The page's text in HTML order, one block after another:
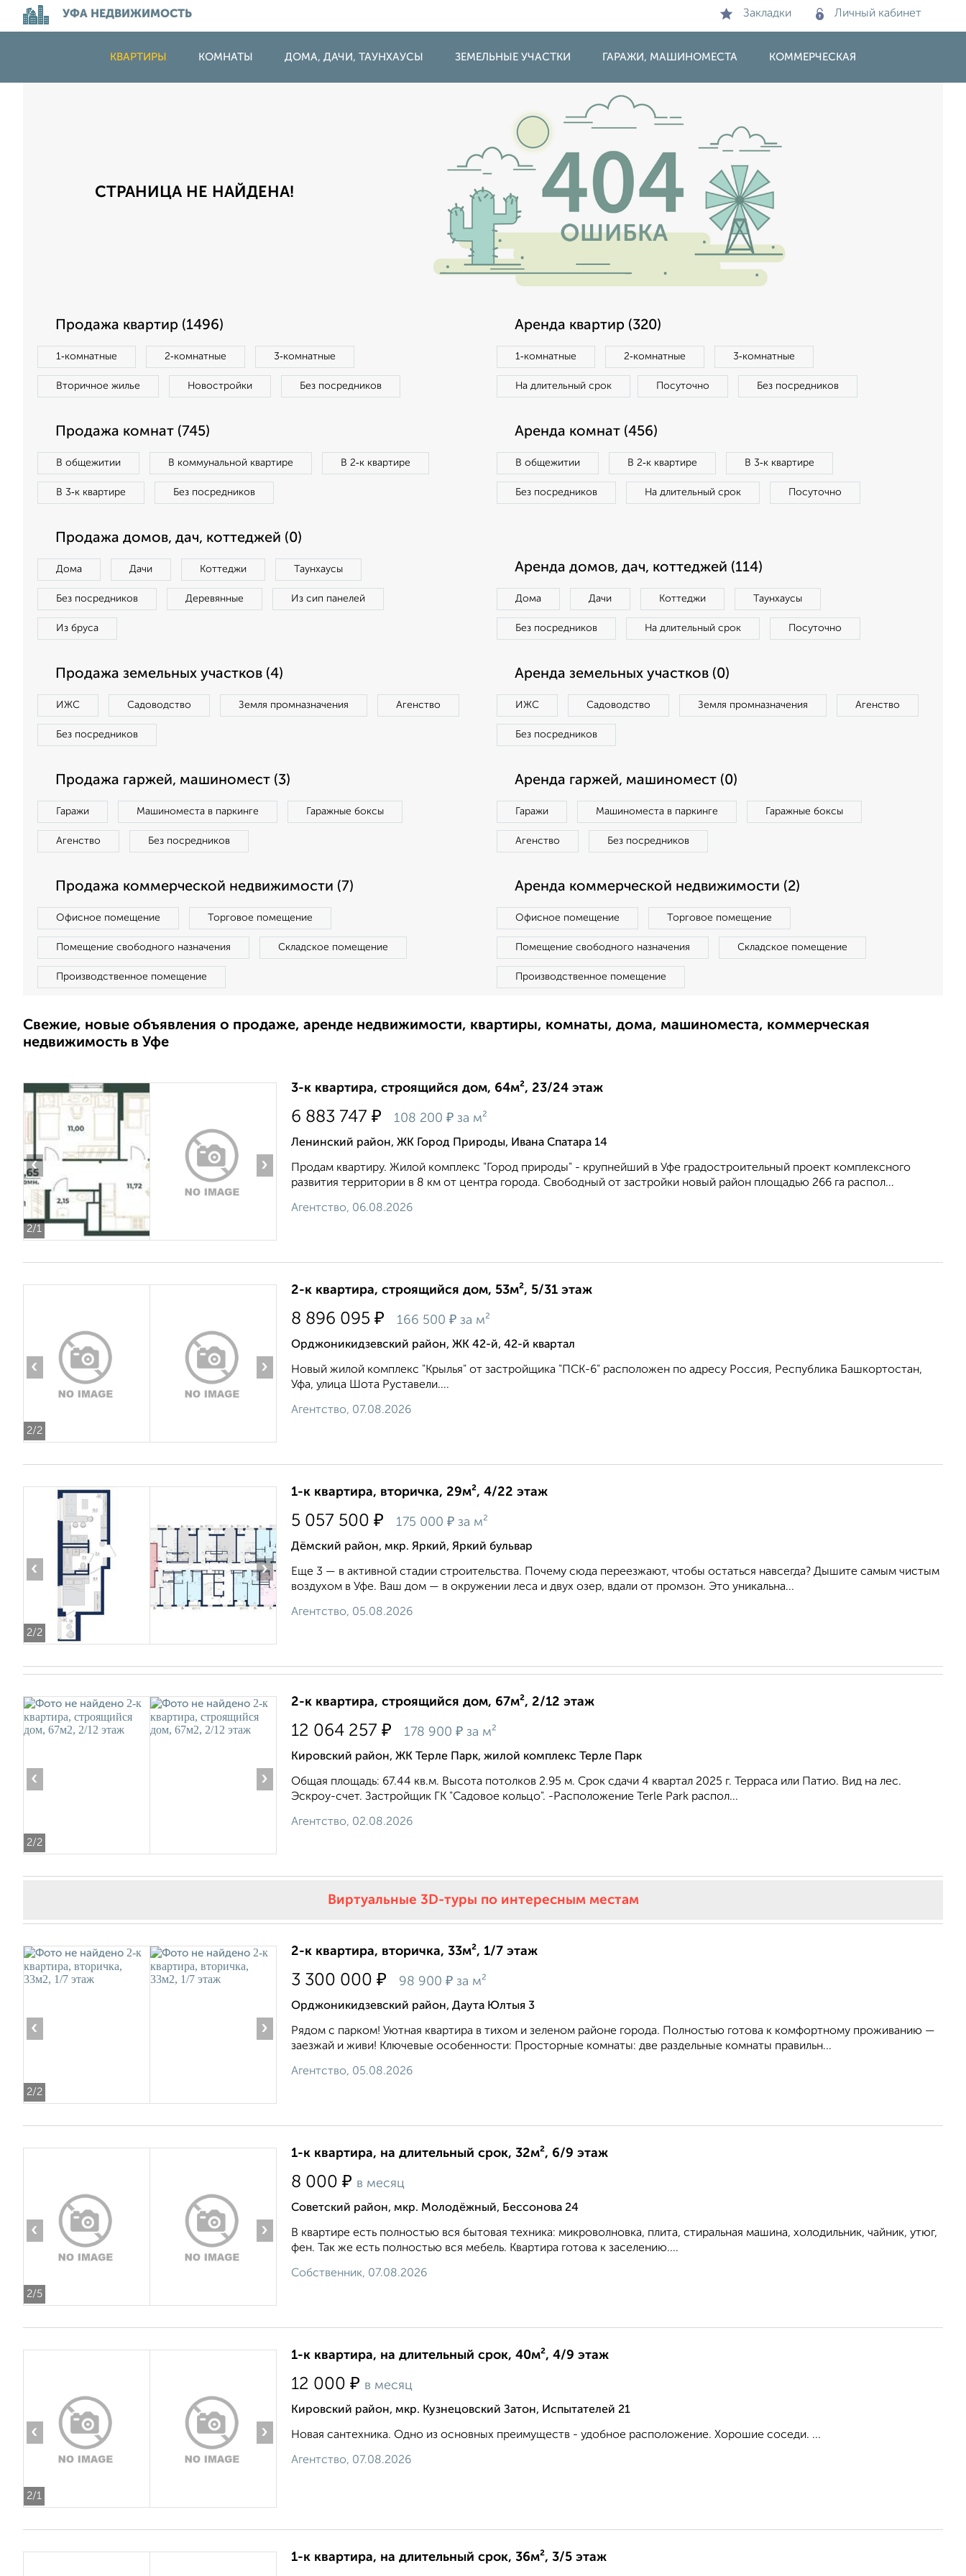
УФА НЕДВИЖИМОСТЬ Закладки Личный кабинет
КВАРТИРЫ КОМНАТЫ ДОМА, ДАЧИ, ТАУНХАУСЫ ЗЕМЕЛЬНЫЕ УЧАСТКИ ГАРАЖИ, МАШИНОМЕСТА КОММЕРЧЕСКАЯ
СТРАНИЦА НЕ НАЙДЕНА!
Продажа квартир (1496)
1‑комнатные 2‑комнатные 3‑комнатные
Вторичное жилье Новостройки Без посредников
Аренда квартир (320)
1‑комнатные 2‑комнатные 3‑комнатные
На длительный срок Посуточно Без посредников
Продажа комнат (745)
В общежитии В коммунальной квартире В 2‑к квартире
В 3‑к квартире Без посредников
Аренда комнат (456)
В общежитии В 2‑к квартире В 3‑к квартире
Без посредников На длительный срок Посуточно
Продажа домов, дач, коттеджей (0)
Дома Дачи Коттеджи Таунхаусы
Без посредников Деревянные Из сип панелей
Из бруса
Аренда домов, дач, коттеджей (114)
Дома Дачи Коттеджи Таунхаусы
Без посредников На длительный срок Посуточно
Продажа земельных участков (4)
ИЖС Садоводство Земля промназначения Агенство
Без посредников
Аренда земельных участков (0)
ИЖС Садоводство Земля промназначения Агенство
Без посредников
Продажа гаржей, машиномест (3)
Гаражи Машиноместа в паркинге Гаражные боксы
Агенство Без посредников
Аренда гаржей, машиномест (0)
Гаражи Машиноместа в паркинге Гаражные боксы
Агенство Без посредников
Продажа коммерческой недвижимости (7)
Офисное помещение Торговое помещение
Помещение свободного назначения Складское помещение
Производственное помещение
Аренда коммерческой недвижимости (2)
Офисное помещение Торговое помещение
Помещение свободного назначения Складское помещение
Производственное помещение
Свежие, новые объявления о продаже, аренде недвижимости, квартиры, комнаты, дома, машиноместа, коммерческая
недвижимость в Уфе
2/1
‹ ›
3-к квартира, строящийся дом, 64м², 23/24 этаж
6 883 747 ₽ 108 200 ₽ за м²
Ленинский район, ЖК Город Природы, Ивана Спатара 14
Продам квартиру. Жилой комплекс "Город природы" - крупнейший в Уфе градостроительный проект комплексного
развития территории в 8 км от центра города. Свободный от застройки новый район площадью 266 га распол...
Агентство, 06.08.2026
2/2
‹ ›
2-к квартира, строящийся дом, 53м², 5/31 этаж
8 896 095 ₽ 166 500 ₽ за м²
Орджоникидзевский район, ЖК 42-й, 42-й квартал
Новый жилой комплекс "Крылья" от застройщика "ПСК-6" расположен по адресу Россия, Республика Башкортостан,
Уфа, улица Шота Руставели....
Агентство, 07.08.2026
2/2
‹ ›
1-к квартира, вторичка, 29м², 4/22 этаж
5 057 500 ₽ 175 000 ₽ за м²
Дёмский район, мкр. Яркий, Яркий бульвар
Еще 3 — в активной стадии строительства. Почему сюда переезжают, чтобы остаться навсегда? Дышите самым чистым
воздухом в Уфе. Ваш дом — в окружении леса и двух озер, вдали от промзон. Это уникальна...
Агентство, 05.08.2026
2/2
‹ ›
2-к квартира, строящийся дом, 67м², 2/12 этаж
12 064 257 ₽ 178 900 ₽ за м²
Кировский район, ЖК Терле Парк, жилой комплекс Терле Парк
Общая площадь: 67.44 кв.м. Высота потолков 2.95 м. Срок сдачи 4 квартал 2025 г. Терраса или Патио. Вид на лес.
Эскроу-счет. Застройщик ГК "Садовое кольцо". -Расположение Terle Park распол...
Агентство, 02.08.2026
Виртуальные 3D-туры по интересным местам
2/2
‹ ›
2-к квартира, вторичка, 33м², 1/7 этаж
3 300 000 ₽ 98 900 ₽ за м²
Орджоникидзевский район, Даута Юлтыя 3
Рядом с парком! Уютная квартира в тихом и зеленом районе города. Полностью готова к комфортному проживанию —
заезжай и живи! Ключевые особенности: Просторные комнаты: две раздельные комнаты правильн...
Агентство, 05.08.2026
2/5
‹ ›
1-к квартира, на длительный срок, 32м², 6/9 этаж
8 000 ₽ в месяц
Советский район, мкр. Молодёжный, Бессонова 24
В квартире есть полностью вся бытовая техника: микроволновка, плита, стиральная машина, холодильник, чайник, утюг,
фен. Так же есть полностью вся мебель. Квартира готова к заселению....
Собственник, 07.08.2026
2/1
‹ ›
1-к квартира, на длительный срок, 40м², 4/9 этаж
12 000 ₽ в месяц
Кировский район, мкр. Кузнецовский Затон, Испытателей 21
Новая сантехника. Одно из основных преимуществ - удобное расположение. Хорошие соседи. ...
Агентство, 07.08.2026
1-к квартира, на длительный срок, 36м², 3/5 этаж